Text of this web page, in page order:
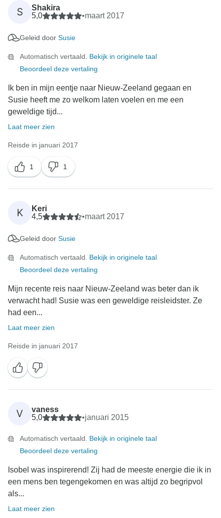
S
Shakira
5,0
•maart 2017
Geleid door Susie
Automatisch vertaald. Bekijk in originele taal
Beoordeel deze vertaling
Ik ben in mijn eentje naar Nieuw-Zeeland gegaan en
Susie heeft me zo welkom laten voelen en me een
geweldige tijd...
Laat meer zien
Reisde in januari 2017
1 1
K
Keri
4,5
•maart 2017
Geleid door Susie
Automatisch vertaald. Bekijk in originele taal
Beoordeel deze vertaling
Mijn recente reis naar Nieuw-Zeeland was beter dan ik
verwacht had! Susie was een geweldige reisleidster. Ze
had een...
Laat meer zien
Reisde in januari 2017
V
vaness
5,0
•januari 2015
Automatisch vertaald. Bekijk in originele taal
Beoordeel deze vertaling
Isobel was inspirerend! Zij had de meeste energie die ik in
een mens ben tegengekomen en was altijd zo begripvol
als...
Laat meer zien